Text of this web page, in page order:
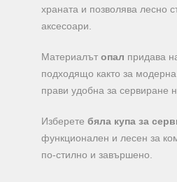
храната и позволява лесно
аксесоари.
Материалът опал придава
подходящо както за
прави удобна за сервиране
Изберете бяла купа за
функционален и лесен за
по-стилно и завършено.